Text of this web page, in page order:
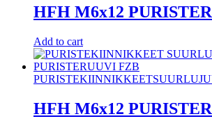
HFH M6x12
Add to cart
PURISTEKIINNIKKEET
HFH M6x12